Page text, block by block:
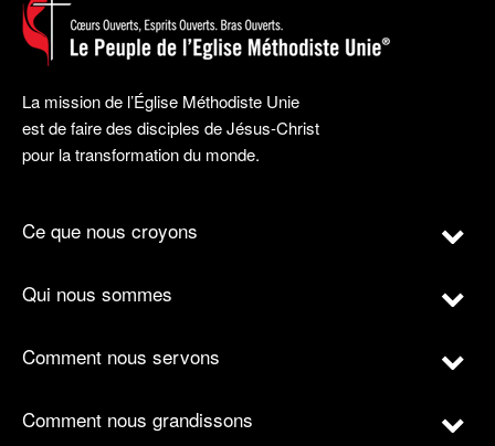
La mission de l’Église Méthodiste Unie
est de faire des disciples de Jésus-Christ
pour la transformation du monde.
Ce que nous croyons
Qui nous sommes
Comment nous servons
Comment nous grandissons